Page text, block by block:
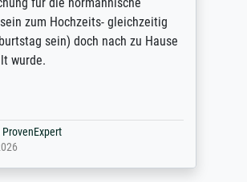
zum Hochzeits- gleichzeitig
sein) doch nach zu Hause
wurde.
ProvenExpert